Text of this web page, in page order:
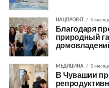
НАЦПРОЕКТ 5
Благодаря
природный
МЕДИЦИНА 5
В Чувашии